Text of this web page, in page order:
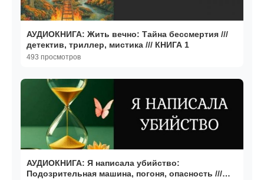
АУДИОКНИГА: Жить вечно: Тайна бессмертия ///
детектив, триллер, мистика /// КНИГА 1
493 просмотров
АУДИОКНИГА: Я написала убийство:
Подозрительная машина, погоня, опасность ///